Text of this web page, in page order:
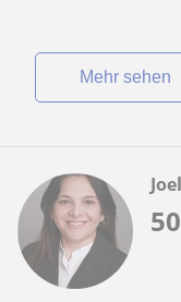
Mehr sehen
50